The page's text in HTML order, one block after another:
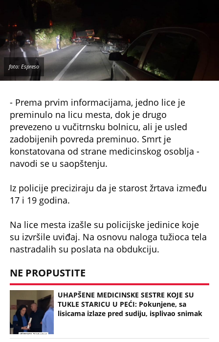
foto: Espreso
- Prema prvim informacijama, jedno lice je
preminulo na licu mesta, dok je drugo
prevezeno u vučitrnsku bolnicu, ali je usled
zadobijenih povreda preminuo. Smrt je
konstatovana od strane medicinskog osoblja -
navodi se u saopštenju.
Iz policije preciziraju da je starost žrtava između
17 i 19 godina.
Na lice mesta izašle su policijske jedinice koje
su izvršile uviđaj. Na osnovu naloga tužioca tela
nastradalih su poslata na obdukciju.
NE PROPUSTITE
UHAPŠENE MEDICINSKE SESTRE KOJE SU
TUKLE STARICU U PEĆI: Pokunjene, sa
lisicama izlaze pred sudiju, isplivao snimak